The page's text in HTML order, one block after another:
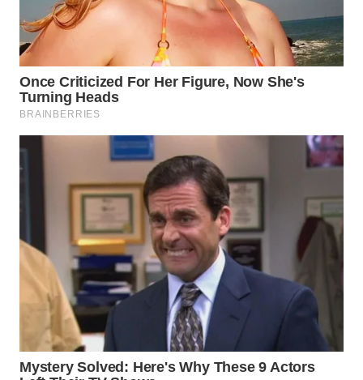
INDRAMAYU
KUNINGAN
WN
SUBANG
SUKABUMI
WN
PURWAKARTA
WN
PRIANGAN